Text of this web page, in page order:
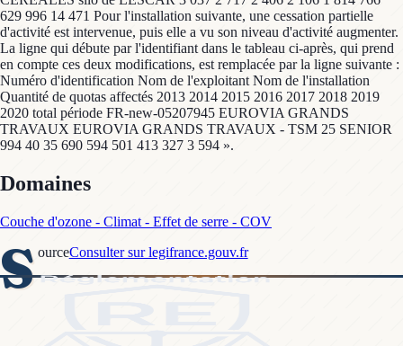
629 996 14 471 Pour l'installation suivante, une cessation partielle
d'activité est intervenue, puis elle a vu son niveau d'activité augmenter.
La ligne qui débute par l'identifiant dans le tableau ci-après, qui prend
en compte ces deux modifications, est remplacée par la ligne suivante :
Numéro d'identification Nom de l'exploitant Nom de l'installation
Quantité de quotas affectés 2013 2014 2015 2016 2017 2018 2019
2020 total période FR-new-05207945 EUROVIA GRANDS
TRAVAUX EUROVIA GRANDS TRAVAUX - TSM 25 SENIOR
994 40 35 690 594 501 413 327 3 594 ».
Domaines
Couche d'ozone - Climat - Effet de serre - COV
S ourceConsulter sur legifrance.gouv.fr